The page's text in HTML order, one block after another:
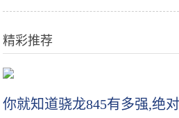
精彩推荐
你就知道骁龙845有多强,绝